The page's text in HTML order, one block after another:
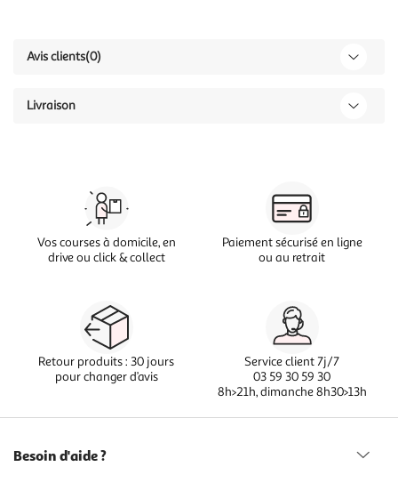
Avis clients(0)
Livraison
Vos courses à domicile, en
drive ou click & collect
Paiement sécurisé en ligne
ou au retrait
Retour produits : 30 jours
pour changer d’avis
Service client 7j/7
03 59 30 59 30
8h>21h, dimanche 8h30>13h
Besoin d'aide ?